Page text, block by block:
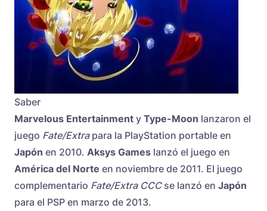
Saber
Marvelous Entertainment y Type-Moon lanzaron el
juego Fate/Extrapara la PlayStation portable en
Japón en 2010. Aksys Games lanzó el juego en
América del Norte en noviembre de 2011. El juego
complementario Fate/Extra CCCse lanzó en Japón
para el PSP en marzo de 2013.